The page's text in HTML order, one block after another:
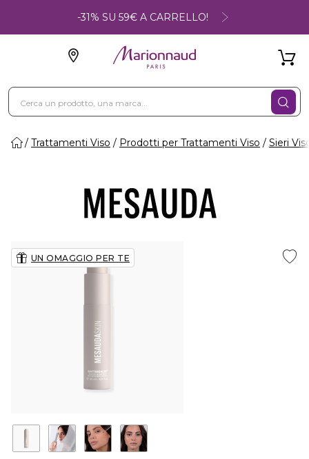
-31% SU 59€ A CARRELLO!
Trattamenti Viso Prodotti per Trattamenti Viso Sieri
UN OMAGGIO PER TE